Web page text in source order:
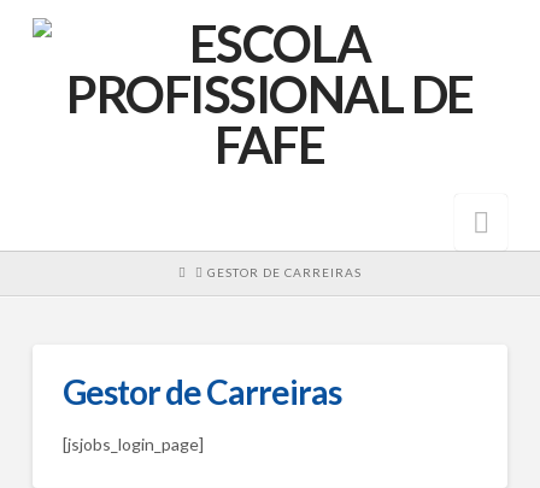
HOME
GESTOR DE CARREIRAS
Gestor de Carreiras
[jsjobs_login_page]